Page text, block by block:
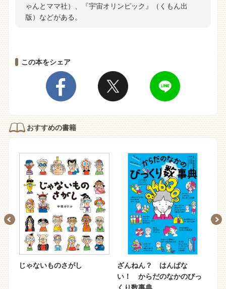
ゃんとママ社）、『宇宙オリンピック』（くもん出
版）などがある。
この本をシェア
おすすめの書籍
じゃないものさがし
ざんねん？ はんぱな
い！ からだのなかのびっ